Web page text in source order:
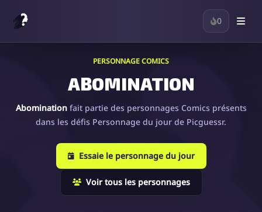
0
PERSONNAGE COMICS
ABOMINATION
Abominationfait partie des personnages Comics présents
dans les défis Personnage du jour de Picguessr.
Essaie le personnage du jour
Voir tous les personnages